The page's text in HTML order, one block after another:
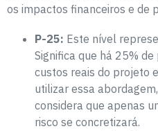
os impactos financeiros e de
P-25: Este nível
Significa que há 25%
custos reais do projeto
utilizar essa
considera que apenas
risco se concretizará.